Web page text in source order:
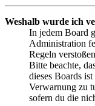
Weshalb wurde ich
In jedem Board
Administration
Regeln
Bitte beachte,
dieses Boards
Verwarnung zu
sofern du die